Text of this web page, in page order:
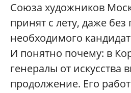
Союза художников
принят с лету, даже
необходимого
И понятно почему: в
генералы от искусства
продолжение. Его